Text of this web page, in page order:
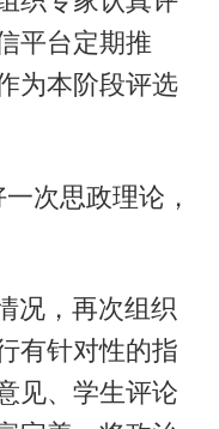
平台定期推
为本阶段评选
次思政理论，
况，再次组织
有针对性的指
见、学生评论